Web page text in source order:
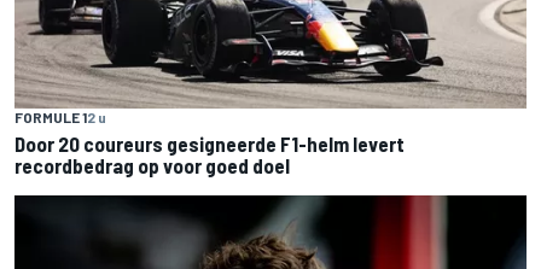
FORMULE 12 u
Door 20 coureurs gesigneerde F1-helm levert
recordbedrag op voor goed doel